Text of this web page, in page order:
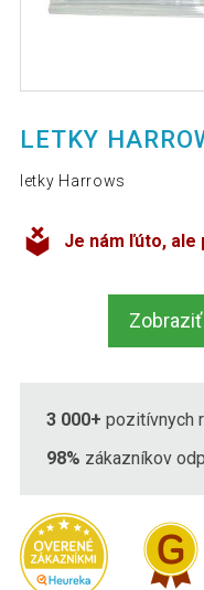
LETKY
letky Harrows
Je nám ľúto, ale
3 000+ pozitívnych
98% zákazníkov